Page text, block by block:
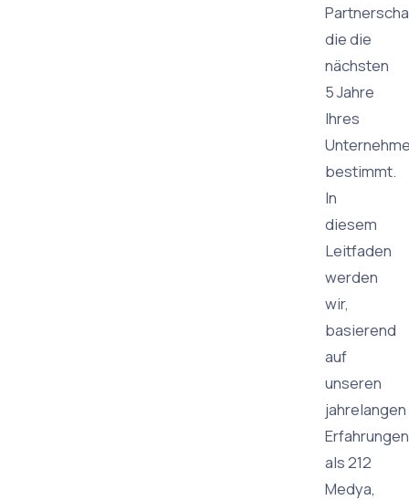
die die
nächsten
5 Jahre
Ihres
bestimmt.
In
diesem
Leitfaden
werden
wir,
basierend
auf
unseren
jahrelangen
Erfahrungen
als 212
Medya,